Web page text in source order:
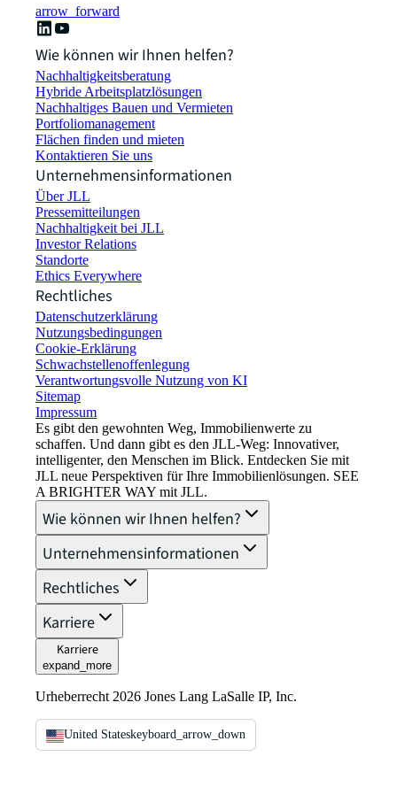
arrow_forward
Wie können wir Ihnen helfen?
Nachhaltigkeitsberatung
Hybride Arbeitsplatzlösungen
Nachhaltiges Bauen und Vermieten
Portfoliomanagement
Flächen finden und mieten
Kontaktieren Sie uns
Unternehmensinformationen
Über JLL
Pressemitteilungen
Nachhaltigkeit bei JLL
Investor Relations
Standorte
Ethics Everywhere
Rechtliches
Datenschutzerklärung
Nutzungsbedingungen
Cookie-Erklärung
Schwachstellenoffenlegung
Verantwortungsvolle Nutzung von KI
Sitemap
Impressum​
Es gibt den gewohnten Weg, Immobilienwerte zu
schaffen. Und dann gibt es den JLL-Weg: Innovativer,
intelligenter, den Menschen im Blick. Entdecken Sie mit
JLL neue Perspektiven für Ihre Immobilienlösungen. SEE
A BRIGHTER WAY mit JLL.
Wie können wir Ihnen helfen?
Unternehmensinformationen
Rechtliches
Karriere
Karriere
expand_more
Urheberrecht 2026 Jones Lang LaSalle IP, Inc.
United Stateskeyboard_arrow_down